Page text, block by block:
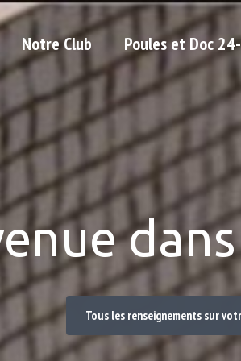
Notre Club Poules et Doc
Tous les renseignements sur